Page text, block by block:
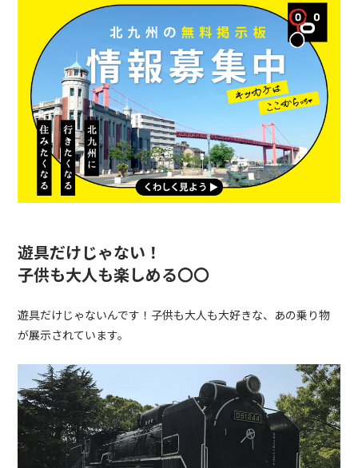
遊具だけじゃない！
子供も大人も楽しめる〇〇
遊具だけじゃないんです！子供も大人も大好きな、あの乗り物
が展示されています。